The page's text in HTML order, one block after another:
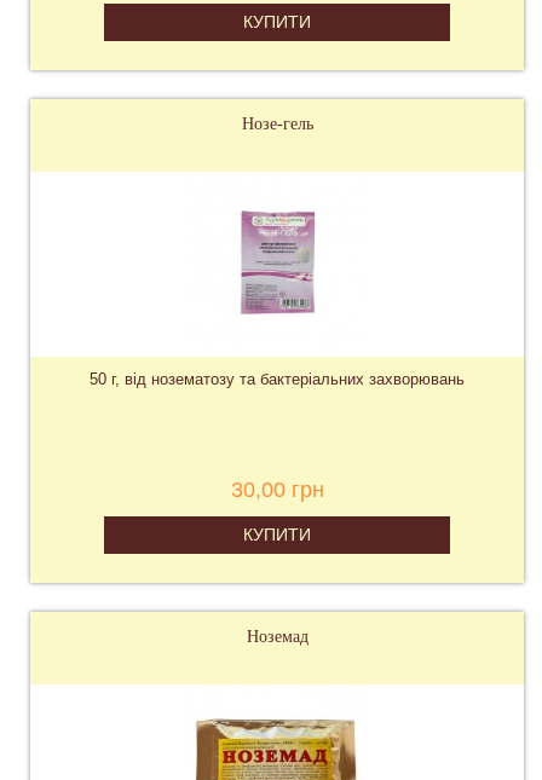
КУПИТИ
Нозе-гель
50 г, від нозематозу та бактеріальних захворювань
30,00 грн
КУПИТИ
Ноземад